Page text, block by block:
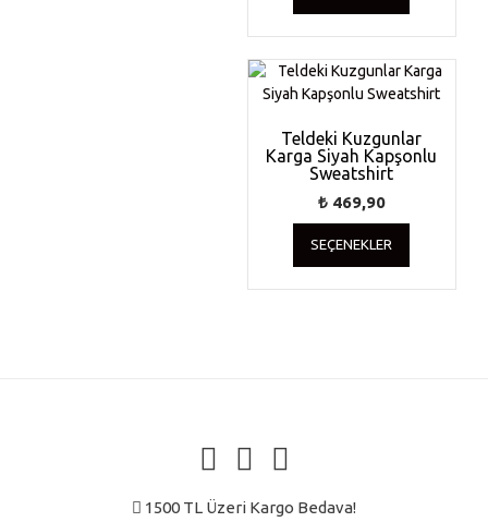
birden
fazla
varyasyonu
var.
ürün
Teldeki Kuzgunlar
Karga Siyah Kapşonlu
Sweatshirt
₺469,90
SEÇENEKLER
Bu
birden
fazla
1500 TL Üzeri Kargo Bedava!